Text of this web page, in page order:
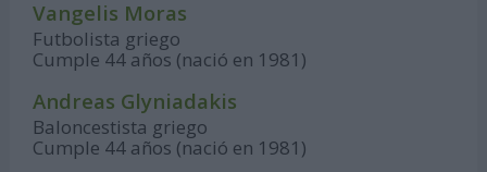
Vangelis Moras
Futbolista griego
Cumple 44 años (nació en 1981)
Andreas Glyniadakis
Baloncestista griego
Cumple 44 años (nació en 1981)